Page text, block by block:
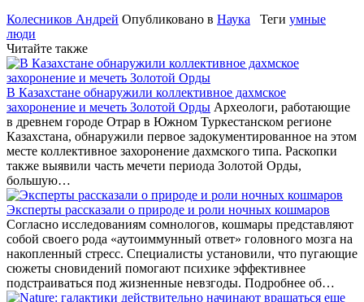
Колесников Андрей Опубликовано в Наука Теги умные
люди
Читайте также
В Казахстане обнаружили коллективное дахмское
захоронение и мечеть Золотой Орды Археологи, работающие
в древнем городе Отрар в Южном Туркестанском регионе
Казахстана, обнаружили первое задокументированное на этом
месте коллективное захоронение дахмского типа. Раскопки
также выявили часть мечети периода Золотой Орды,
большую…
Эксперты рассказали о природе и роли ночных кошмаров
Согласно исследованиям сомнологов, кошмары представляют
собой своего рода «аутоиммунный ответ» головного мозга на
накопленный стресс. Специалисты установили, что пугающие
сюжеты сновидений помогают психике эффективнее
подстраиваться под жизненные невзгоды. Подробнее об…